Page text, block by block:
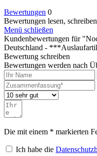
Bewertungen 0
Bewertungen lesen,
Menü schließen
Kundenbewertungen für
Deutschland -
Bewertung schreiben
Bewertungen werden nach
Die mit einem * markierten
Ich habe die